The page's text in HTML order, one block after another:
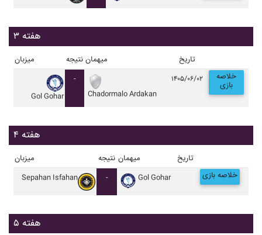
هفته ۳
میزبان نتیجه میهمان تاریخ
Gol Gohar
-
Chadormalo Ardakan
۱۴۰۵/۰۶/۰۲ خلاصه
بازی
هفته ۴
میزبان نتیجه میهمان تاریخ
Sepahan Isfahan - Gol Gohar خلاصه بازی
هفته ۵